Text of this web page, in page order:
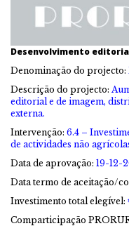
Desenvolvimento
Denominação do projecto:
Descrição do projecto:
editorial e de imagem,
externa.
Intervenção: 6.4 –
de actividades não
Data de aprovação: 19-12-
Data termo de aceitação/
Investimento total elegível:
Comparticipação